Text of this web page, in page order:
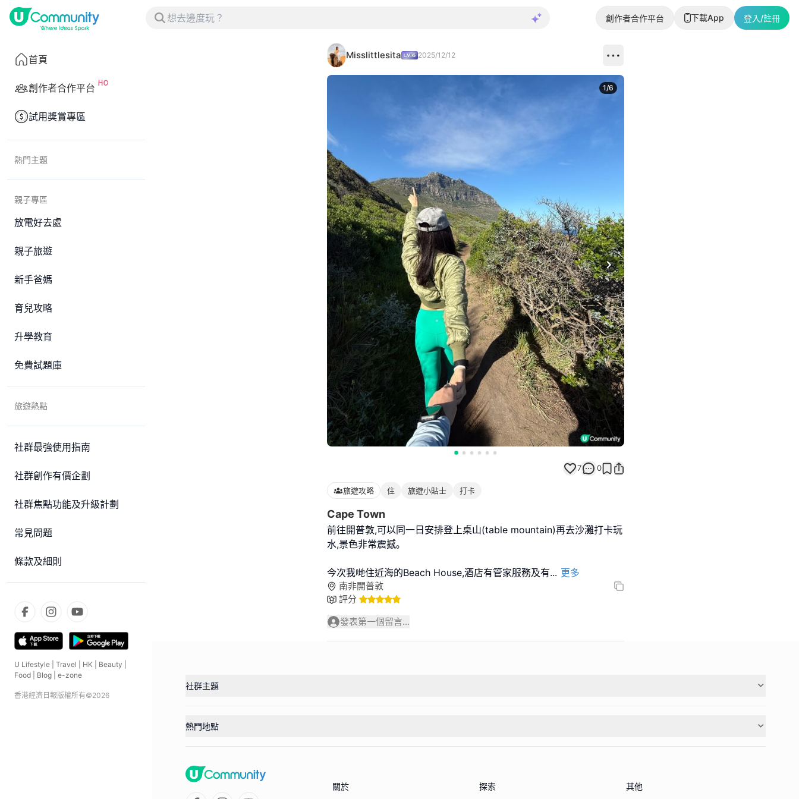
創作者合作平台 下載App 登入/註冊
首頁
創作者合作平台
試用獎賞專區
熱門主題
親子專區
放電好去處
親子旅遊
新手爸媽
育兒攻略
升學教育
免費試題庫
旅遊熱點
社群最強使用指南
社群創作有價企劃
社群焦點功能及升級計劃
常見問題
條款及細則
U Lifestyle Travel HK Beauty
Food
Blog e-zone
香港經濟日報版權所有©2026
Misslittlesita 2025/12/12
Next slide
1/6
7 0
旅遊攻略 住 旅遊小貼士 打卡
Cape Town
前往開普敦,可以同一日安排登上桌山(table mountain)再去沙灘打卡玩
水,景色非常震撼｡
今次我哋住近海的Beach House,酒店有管家服務及有... 更多
南非開普敦
評分
發表第一個留言...
社群主題
熱門地點
關於 探索 其他